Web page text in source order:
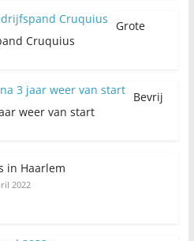
Grote
Cruquius
Bevrij
weer van start
in Haarlem
2022